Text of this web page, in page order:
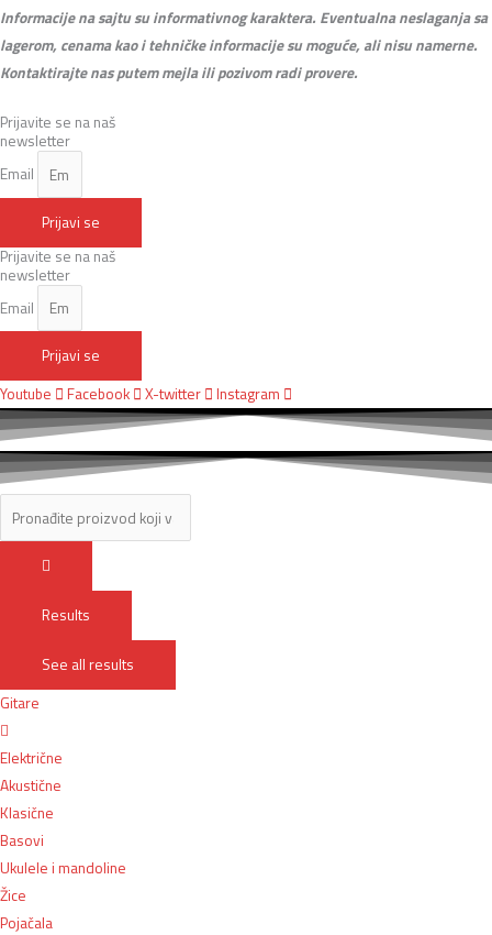
Informacije na sajtu su informativnog karaktera. Eventualna neslaganja sa
lagerom, cenama kao i tehničke informacije su moguće, ali nisu namerne.
Kontaktirajte nas putem mejla ili pozivom radi provere.
Prijavite se na naš
newsletter
Email
Prijavi se
Prijavite se na naš
newsletter
Email
Prijavi se
Youtube
Facebook X-twitter Instagram
Results
See all results
Gitare
Električne
Akustične
Klasične
Basovi
Ukulele i mandoline
Žice
Pojačala